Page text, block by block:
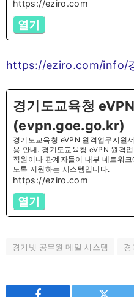
https://eziro.com
열기
https://eziro.com/info/
경기도교육청
(evpn.goe.go.kr)
경기도교육청 eVPN 원격업무지원
용 안내. 경기도교육청 eVPN 원격
직원이나 관계자들이 내부 네트워
도록 지원하는 시스템입니다.
https://eziro.com
열기
경기넷 공무원 메일 시스템 경